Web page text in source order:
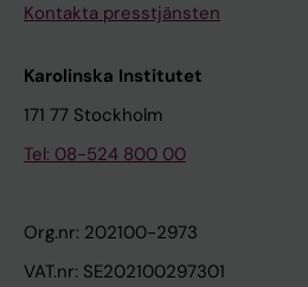
Kontakta presstjänsten
Karolinska Institutet
171 77 Stockholm
Tel: 08-524 800 00
Org.nr: 202100-2973
VAT.nr: SE202100297301